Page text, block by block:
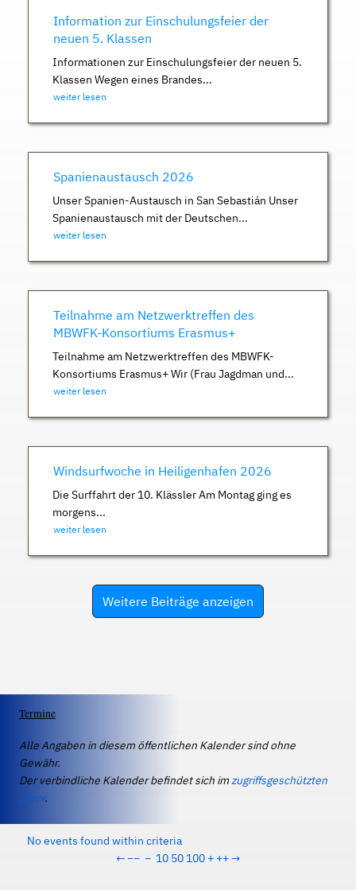
Information zur Einschulungsfeier der
neuen 5. Klassen
Informationen zur Einschulungsfeier der neuen 5.
Klassen Wegen eines Brandes...
weiter lesen
Spanienaustausch 2026
Unser Spanien-Austausch in San Sebastián Unser
Spanienaustausch mit der Deutschen...
weiter lesen
Teilnahme am Netzwerktreffen des
MBWFK-Konsortiums Erasmus+
Teilnahme am Netzwerktreffen des MBWFK-
Konsortiums Erasmus+ Wir (Frau Jagdman und...
weiter lesen
Windsurfwoche in Heiligenhafen 2026
Die Surffahrt der 10. Klässler Am Montag ging es
morgens...
weiter lesen
Weitere Beiträge anzeigen
Termine
Alle Angaben in diesem öffentlichen Kalender sind ohne
Gewähr.
Der verbindliche Kalender befindet sich imzugriffsgeschützten
IServ.
No events found within criteria
← −− − 10 50 100 + ++→